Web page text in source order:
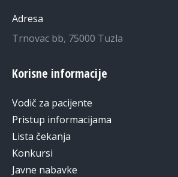
Adresa
Trnovac bb, 75000 Tuzla
Korisne informacije
Vodič za pacijente
Pristup informacijama
Lista čekanja
Konkursi
Javne nabavke